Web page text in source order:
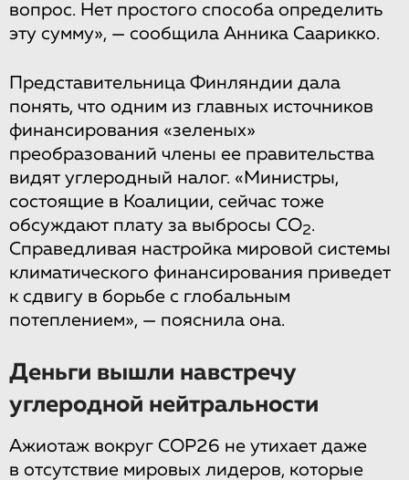
вопрос. Нет простого способа определить
эту сумму», — сообщила Анника Саарикко.
Представительница Финляндии дала
понять, что одним из главных источников
финансирования «зеленых»
преобразований члены ее правительства
видят углеродный налог. «Министры,
состоящие в Коалиции, сейчас тоже
обсуждают плату за выбросы CO2.
Справедливая настройка мировой системы
климатического финансирования приведет
к сдвигу в борьбе с глобальным
потеплением», — пояснила она.
Деньги вышли навстречу
углеродной нейтральности
Ажиотаж вокруг COP26 не утихает даже
в отсутствие мировых лидеров, которые